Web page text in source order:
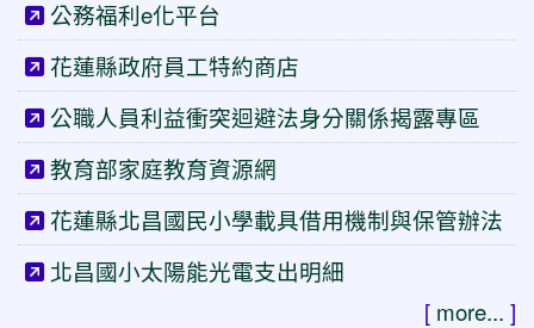
公務福利e化平台
花蓮縣政府員工特約商店
公職人員利益衝突迴避法身分關係揭露專區
教育部家庭教育資源網
花蓮縣北昌國民小學載具借用機制與保管辦法
北昌國小太陽能光電支出明細
[ more... ]